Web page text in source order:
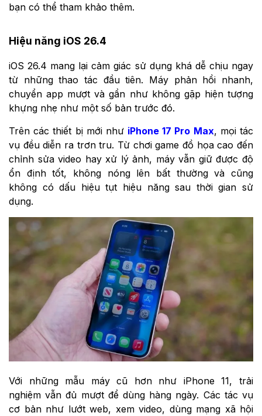
bạn có thể tham khảo thêm.
Hiệu năng iOS 26.4
iOS 26.4 mang lại cảm giác sử dụng khá dễ chịu ngay
từ những thao tác đầu tiên. Máy phản hồi nhanh,
chuyển app mượt và gần như không gặp hiện tượng
khựng nhẹ như một số bản trước đó.
Trên các thiết bị mới như iPhone 17 Pro Max, mọi tác
vụ đều diễn ra trơn tru. Từ chơi game đồ họa cao đến
chỉnh sửa video hay xử lý ảnh, máy vẫn giữ được độ
ổn định tốt, không nóng lên bất thường và cũng
không có dấu hiệu tụt hiệu năng sau thời gian sử
dụng.
Với những mẫu máy cũ hơn như iPhone 11, trải
nghiệm vẫn đủ mượt để dùng hàng ngày. Các tác vụ
cơ bản như lướt web, xem video, dùng mạng xã hội